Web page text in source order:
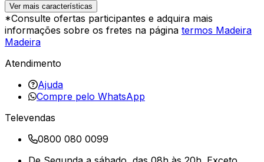
Ver mais características
*Consulte ofertas participantes e adquira mais
informações sobre os fretes na página termos Madeira
Madeira
Atendimento
Ajuda
Compre pelo WhatsApp
Televendas
0800 080 0099